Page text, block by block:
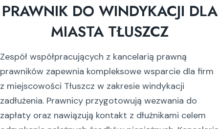
PRAWNIK DO WINDYKACJI DLA
MIASTA TŁUSZCZ
Zespół współpracujących z kancelarią prawną
prawników zapewnia kompleksowe wsparcie dla firm
z miejscowości Tłuszcz w zakresie windykacji
zadłużenia. Prawnicy przygotowują wezwania do
zapłaty oraz nawiązują kontakt z dłużnikami celem